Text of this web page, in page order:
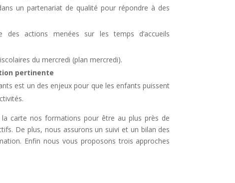
un partenariat de qualité pour répondre à des
actions menées sur les temps d’accueils
du mercredi (plan mercredi).
pertinente
est un des enjeux pour que les enfants puissent
carte nos formations pour être au plus près de
De plus, nous assurons un suivi et un bilan des
Enfin nous vous proposons trois approches